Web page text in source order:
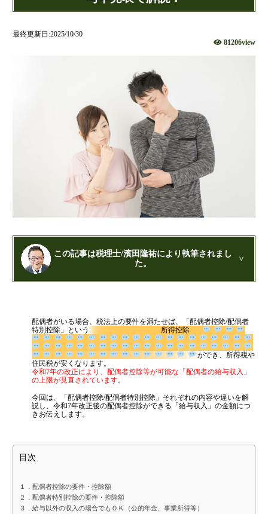
合同会社設立
当事務所に依頼するメリット
経営革新計画取得支援
経営革新計画の内容
計画を立てることで見えてくるもの
承認のメリット
承認要件
留意事項
当税理士法人のサービス
資金調達支援
融資による資金調達について
金融機関の融資のポイント
VCによる資金調達
料金案内
通常料金
他の税理士事務所からの切り替えの場合
ベンチャー企業応援パック
記帳代行/その他
個人事業主のお客様
最終更新日:2025/10/30
81206view
この記事は税理士/濱田隆祐により執筆されまし
た。
近畿税理士会 神戸支部：登録番号121899
日本公認会計士協会 兵庫会：登録番号17074
兵庫県行政書士会：登録番号19300373
1973年生まれ、大阪府豊中市出身
あずさ監査法人出身
クレアビズコンサルティング株式会社：代表取締役
YouTubeチャンネル：
人のちょっとお得な税金の豆知識
相続専門サイト：御影みらい相続センター
配偶者がいる場合、税法上の要件を満たせば、「配偶者控除/配偶者
特別控除」という
所得控除
ができ、所得
税や住民税が安くなります。
令和7年の改正により、配偶者控除等が可能な「配偶者の給与収入」
の上限が見直されています。
今回は、「配偶者控除/配偶者特別控除」それぞれの内容や違いを解
説し、令和7年改正後の配偶者控除ができる「給与収入」の金額につ
きお伝えします。
目次
１．配偶者控除の要件・控除額
２．配偶者特別控除の要件・控除額
３．給与以外の収入の場合でもＯＫ（公的年金、事業所得等）